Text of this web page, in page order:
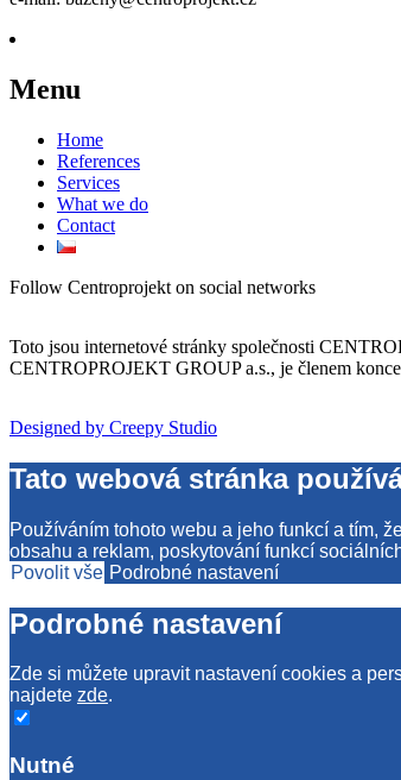
Menu
Home
References
Services
What we do
Contact
Follow Centroprojekt on social networks
Toto jsou internetové stránky společnosti
CENTROPROJEKT GROUP a.s., je členem
Designed by Creepy Studio
Tato webová stránka
Používáním tohoto webu a jeho funkcí a tím,
obsahu a reklam, poskytování funkcí
Povolit vše Podrobné nastavení
Podrobné nastavení
Zde si můžete upravit nastavení cookies a
najdete zde.
Nutné